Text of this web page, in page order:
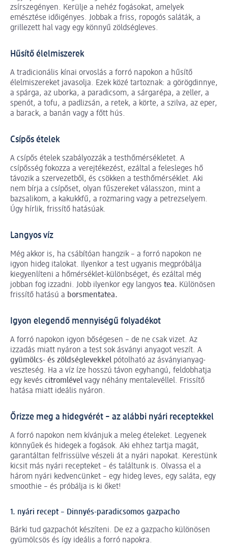
zsírszegényen. Kerülje a nehéz fogásokat, amelyek
emésztése időigényes. Jobbak a friss, ropogós saláták, a
grillezett hal vagy egy könnyű zöldségleves.
Hűsítő élelmiszerek
A tradicionális kínai orvoslás a forró napokon a hűsítő
élelmiszereket javasolja. Ezek közé tartoznak: a görögdinnye,
a spárga, az uborka, a paradicsom, a sárgarépa, a zeller, a
spenót, a tofu, a padlizsán, a retek, a körte, a szilva, az eper,
a barack, a banán vagy a főtt hús.
Csípős ételek
A csípős ételek szabályozzák a testhőmérsékletet. A
csípősség fokozza a verejtékezést, ezáltal a felesleges hő
távozik a szervezetből, és csökken a testhőmérséklet. Aki
nem bírja a csípőset, olyan fűszereket válasszon, mint a
bazsalikom, a kakukkfű, a rozmaring vagy a petrezselyem.
Úgy hírlik, frissítő hatásúak.
Langyos víz
Még akkor is, ha csábítóan hangzik – a forró napokon ne
igyon hideg italokat. Ilyenkor a test ugyanis megpróbálja
kiegyenlíteni a hőmérséklet-különbséget, és ezáltal még
jobban fog izzadni. Jobb ilyenkor egy langyos tea. Különösen
frissítő hatású a borsmentatea.
Igyon elegendő mennyiségű folyadékot
A forró napokon igyon bőségesen – de ne csak vizet. Az
izzadás miatt nyáron a test sok ásványi anyagot veszít. A
gyümölcs- és zöldséglevekkel pótolható az ásványianyag-
veszteség. Ha a víz íze hosszú távon egyhangú, feldobhatja
egy kevés citromlével vagy néhány mentalevéllel. Frissítő
hatása miatt ideális nyáron.
Őrizze meg a hidegvérét – az alábbi nyári receptekkel
A forró napokon nem kívánjuk a meleg ételeket. Legyenek
könnyűek és hidegek a fogások. Aki ehhez tartja magát,
garantáltan felfrissülve vészeli át a nyári napokat. Kerestünk
kicsit más nyári recepteket – és találtunk is. Olvassa el a
három nyári kedvencünket – egy hideg leves, egy saláta, egy
smoothie – és próbálja is ki őket!
1. nyári recept – Dinnyés-paradicsomos gazpacho
Bárki tud gazpachót készíteni. De ez a gazpacho különösen
gyümölcsös és így ideális a forró napokra.